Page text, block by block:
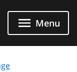
Menu